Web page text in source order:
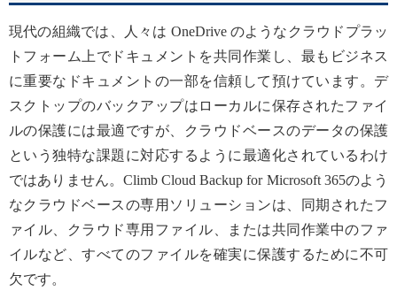
現代の組織では、人々は OneDrive のようなクラウドプラッ
トフォーム上でドキュメントを共同作業し、最もビジネス
に重要なドキュメントの一部を信頼して預けています。デ
スクトップのバックアップはローカルに保存されたファイ
ルの保護には最適ですが、クラウドベースのデータの保護
という独特な課題に対応するように最適化されているわけ
ではありません。Climb Cloud Backup for Microsoft 365のよう
なクラウドベースの専用ソリューションは、同期されたフ
ァイル、クラウド専用ファイル、または共同作業中のファ
イルなど、すべてのファイルを確実に保護するために不可
欠です。